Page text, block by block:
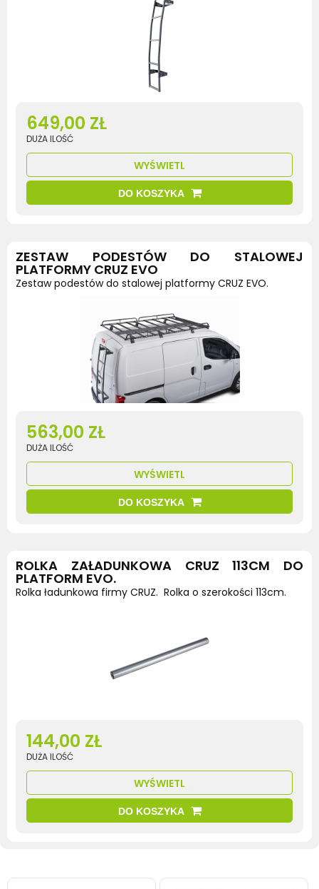
649,00 ZŁ
DUŻA ILOŚĆ
WYŚWIETL
DO KOSZYKA
ZESTAW PODESTÓW DO STALOWEJ
PLATFORMY CRUZ EVO
Zestaw podestów do stalowej platformy CRUZ EVO.
563,00 ZŁ
DUŻA ILOŚĆ
WYŚWIETL
DO KOSZYKA
ROLKA ZAŁADUNKOWA CRUZ 113CM DO
PLATFORM EVO.
Rolka ładunkowa firmy CRUZ. Rolka o szerokości 113cm.
144,00 ZŁ
DUŻA ILOŚĆ
WYŚWIETL
DO KOSZYKA